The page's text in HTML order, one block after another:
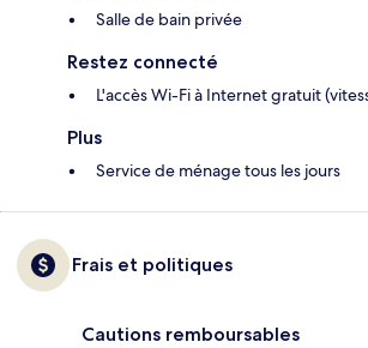
Salle de bain privée
Restez connecté
L'accès Wi-Fi à Internet gratuit
Plus
Service de ménage tous les jours
Frais et politiques
Cautions remboursables